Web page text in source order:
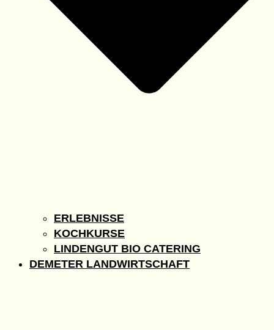
ERLEBNISSE
KOCHKURSE
LINDENGUT BIO CATERING
DEMETER LANDWIRTSCHAFT